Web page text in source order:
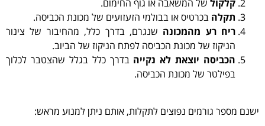
קלקול של המשאבה או גוף החימום.
תקלה בכרטיס או בבולמי הזעזועים של מכונת הכביסה.
ריח רע מהמכונה שנגרם, בדרך כלל, מהחיבור של צינור
הניקוז של מכונת הכביסה לפתח הניקוז של הביוב.
הכביסה יוצאת לא נקייה בדרך כלל בגלל שהצטבר לכלוך
בפילטר של מכונת הכביסה.
ישנם מספר גורמים נפוצים לתקלות, אותם ניתן למנוע מראש: